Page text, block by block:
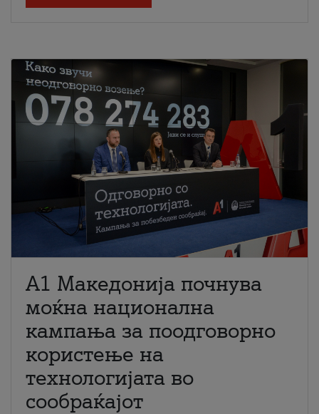
A1 Македонија почнува
моќна национална
кампања за поодговорно
користење на
технологијата во
сообраќајот